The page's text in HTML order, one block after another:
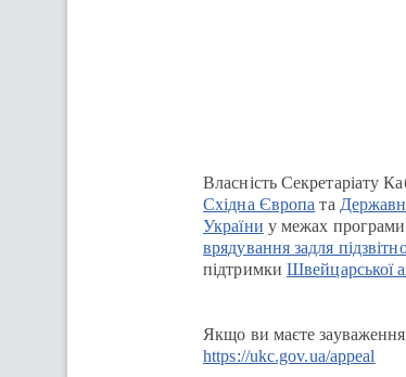
Власність Секретаріату
Східна Європа та
України у межах програми
врядування задля
підтримки Швейцарської
Якщо ви маєте
https://ukc.gov.ua/appeal